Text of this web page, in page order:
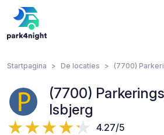
Startpagina De locaties (7700)
(7700)
Isbjerg
4.27/5